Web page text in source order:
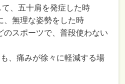
、五十肩を発症した時
無理な姿勢をした時
スポーツで、普段使わない
、痛みが徐々に軽減する場